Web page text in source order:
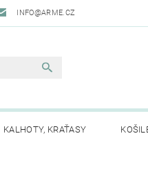
INFO@ARME.CZ
KALHOTY, KRAŤASY